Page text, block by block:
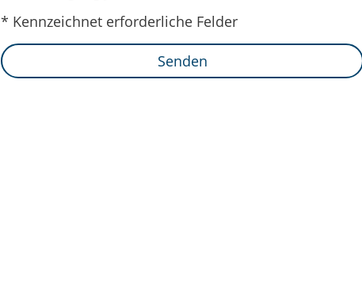
* Kennzeichnet erforderliche Felder
Senden